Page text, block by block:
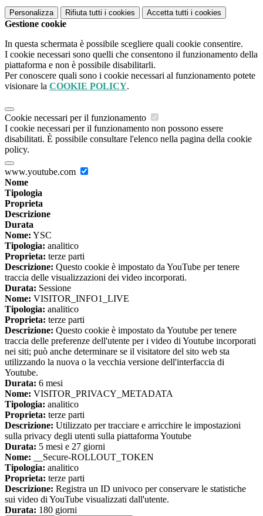
Personalizza Rifiuta tutti i cookies Accetta tutti i cookies
Gestione cookie
In questa schermata è possibile scegliere quali cookie consentire.
I cookie necessari sono quelli che consentono il funzionamento della
piattaforma e non è possibile disabilitarli.
Per conoscere quali sono i cookie necessari al funzionamento potete
visionare la COOKIE POLICY.
Cookie necessari per il funzionamento
I cookie necessari per il funzionamento non possono essere
disabilitati. È possibile consultare l'elenco nella pagina della cookie
policy.
www.youtube.com
Nome
Tipologia
Proprieta
Descrizione
Durata
Nome: YSC
Tipologia: analitico
Proprieta: terze parti
Descrizione: Questo cookie è impostato da YouTube per tenere
traccia delle visualizzazioni dei video incorporati.
Durata: Sessione
Nome: VISITOR_INFO1_LIVE
Tipologia: analitico
Proprieta: terze parti
Descrizione: Questo cookie è impostato da Youtube per tenere
traccia delle preferenze dell'utente per i video di Youtube incorporati
nei siti; può anche determinare se il visitatore del sito web sta
utilizzando la nuova o la vecchia versione dell'interfaccia di
Youtube.
Durata: 6 mesi
Nome: VISITOR_PRIVACY_METADATA
Tipologia: analitico
Proprieta: terze parti
Descrizione: Utilizzato per tracciare e arricchire le impostazioni
sulla privacy degli utenti sulla piattaforma Youtube
Durata: 5 mesi e 27 giorni
Nome: __Secure-ROLLOUT_TOKEN
Tipologia: analitico
Proprieta: terze parti
Descrizione: Registra un ID univoco per conservare le statistiche
sui video di YouTube visualizzati dall'utente.
Durata: 180 giorni